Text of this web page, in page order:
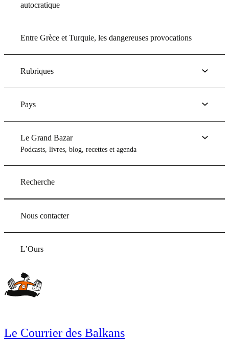
autocratique
Entre Grèce et Turquie, les dangereuses provocations
Rubriques
Pays
Le Grand Bazar
Podcasts, livres, blog, recettes et agenda
Recherche
Nous contacter
L’Ours
Le Courrier des Balkans